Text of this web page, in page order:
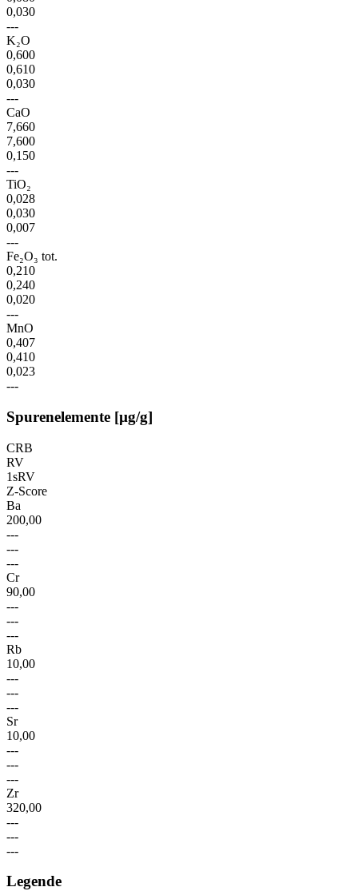
0,030
---
K₂O
0,600
0,610
0,030
---
CaO
7,660
7,600
0,150
---
TiO₂
0,028
0,030
0,007
---
Fe₂O₃ tot.
0,210
0,240
0,020
---
MnO
0,407
0,410
0,023
---
Spurenelemente [µg/g]
CRB
RV
1sRV
Z-Score
Ba
200,00
---
---
---
Cr
90,00
---
---
---
Rb
10,00
---
---
---
Sr
10,00
---
---
---
Zr
320,00
---
---
---
Legende